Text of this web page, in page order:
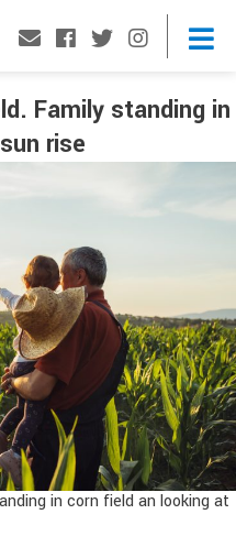
Family standing in
rise
in corn field an looking at